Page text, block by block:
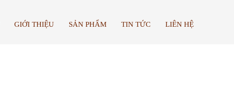
GIỚI THIỆU SẢN PHẨM TIN TỨC LIÊN HỆ